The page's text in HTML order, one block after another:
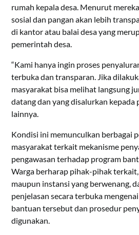
rumah kepala desa. Menurut
sosial dan pangan akan lebih
di kantor atau balai desa yang
pemerintah desa.
“Kami hanya ingin proses
terbuka dan transparan. Jika
masyarakat bisa melihat langsung
datang dan yang disalurkan kepada
lainnya.
Kondisi ini memunculkan berbagai
masyarakat terkait mekanisme
pengawasan terhadap program
Warga berharap pihak-pihak
maupun instansi yang berwenang,
penjelasan secara terbuka
bantuan tersebut dan prosedur
digunakan.